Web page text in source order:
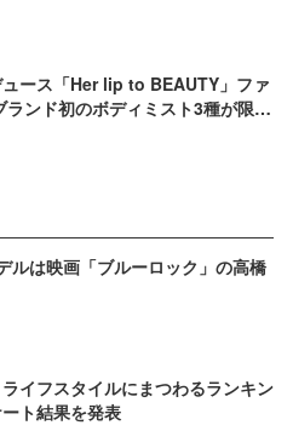
ース「Her lip to BEAUTY」ファ
ランド初のボディミスト3種が限定
ルは映画「ブルーロック」の高橋
イフスタイルにまつわるランキン
ト結果を発表